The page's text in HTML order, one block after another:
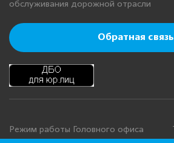
обслуживания дорожной отрасли
Обратная связь
Режим работы Головного офиса